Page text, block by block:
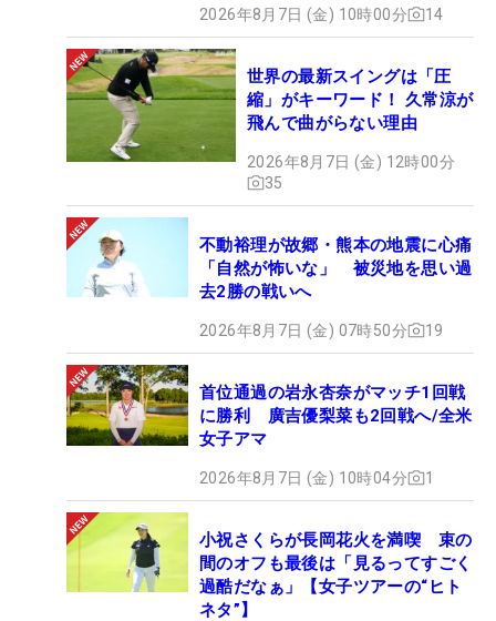
2026年8月7日 (金) 10時00分 14
世界の最新スイングは「圧
縮」がキーワード！ 久常涼が
飛んで曲がらない理由
2026年8月7日 (金) 12時00分
35
不動裕理が故郷・熊本の地震に心痛
「自然が怖いな」 被災地を思い過
去2勝の戦いへ
2026年8月7日 (金) 07時50分 19
首位通過の岩永杏奈がマッチ1回戦
に勝利 廣吉優梨菜も2回戦へ/全米
女子アマ
2026年8月7日 (金) 10時04分 1
小祝さくらが長岡花火を満喫 束の
間のオフも最後は「見るってすごく
過酷だなぁ」【女子ツアーの“ヒト
ネタ”】